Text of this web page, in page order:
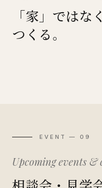
「家」ではな
つくる。
EVENT — 09
Upcoming events &